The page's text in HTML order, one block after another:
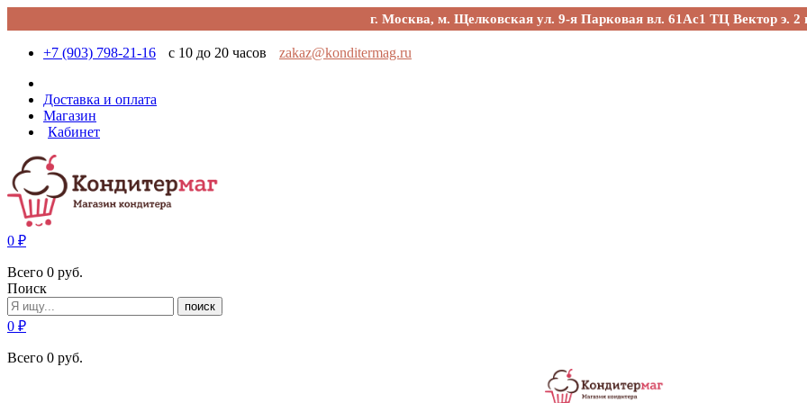
г. Москва, м. Щелковская ул. 9-я Парковая вл. 61Ас1 ТЦ Вектор э. 2
+7 (903) 798-21-16 с 10 до 20 часов zakaz@konditermag.ru
Доставка и оплата
Магазин
Кабинет
0 ₽
Всего 0 руб.
Поиск
поиск
0 ₽
Всего 0 руб.